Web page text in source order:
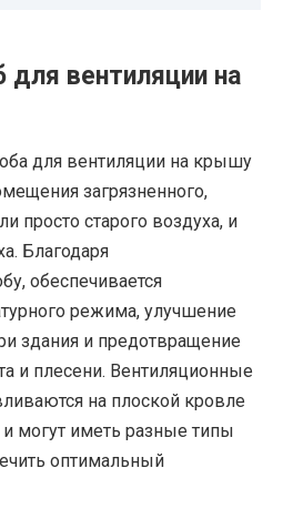
для вентиляции на
для вентиляции на крышу
загрязненного,
просто старого воздуха, и
Благодаря
обеспечивается
режима, улучшение
здания и предотвращение
и плесени. Вентиляционные
на плоской кровле
могут иметь разные типы
оптимальный